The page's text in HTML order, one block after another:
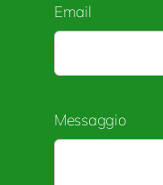
Email
Messaggio